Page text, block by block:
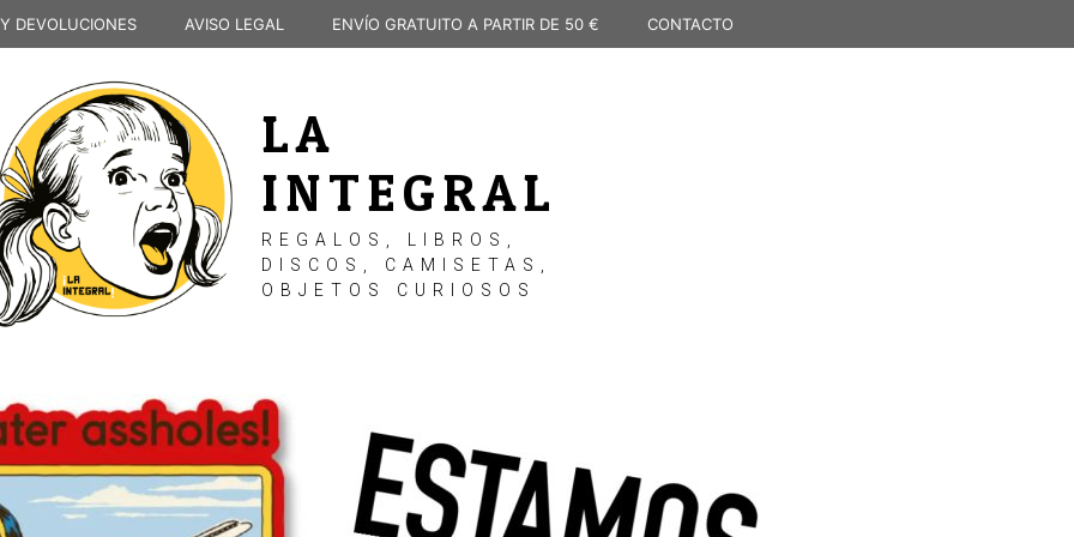
DEVOLUCIONES AVISO LEGAL ENVÍO GRATUITO A PARTIR DE 50 € CONTACTO
LA
INTEGRAL
REGALOS, LIBROS,
DISCOS, CAMISETAS,
OBJETOS CURIOSOS